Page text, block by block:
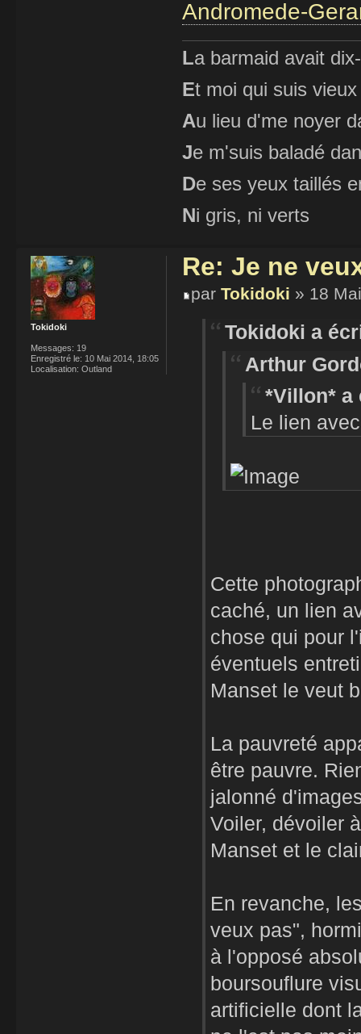
Andromede-
La barmaid avait
Et moi qui suis
Au lieu d'me noyer
Je m'suis baladé
De ses yeux taillés
Ni gris, ni verts
Re: Je ne
par Tokidoki » 18
Tokidoki a
Arthur
*Villon* a
Le lien
Cette
caché, un lien
chose qui pour
éventuels
Manset le veut
La pauvreté
être pauvre.
jalonné
Voiler, dévoiler
Manset et le
En revanche,
veux pas",
à l'opposé
boursouflure
artificielle dont
Tokidoki
Messages: 19
Enregistré le: 10 Mai 2014, 18:05
Localisation: Outland